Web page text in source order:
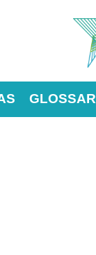
GLOSSAR